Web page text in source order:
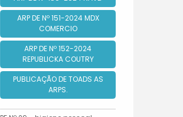
ARP DE Nº 151-2024 MDX
COMERCIO
ARP DE Nº 152-2024
REPUBLICKA COUTRY
PUBLICAÇÃO DE TOADS AS
ARPS.